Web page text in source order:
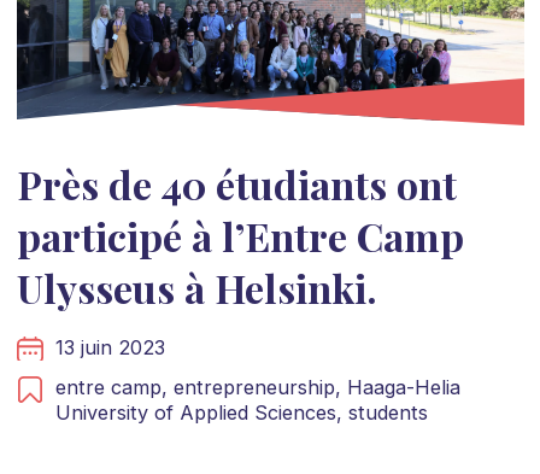
Près de 40 étudiants ont
participé à l’Entre Camp
Ulysseus à Helsinki.
13 juin 2023
entre camp, entrepreneurship, Haaga-Helia
University of Applied Sciences, students